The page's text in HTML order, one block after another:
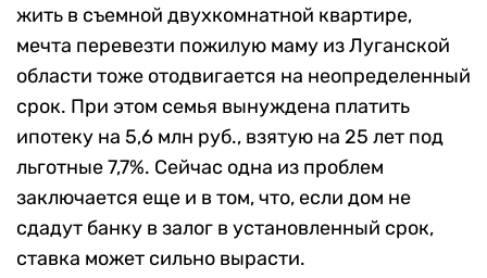
жить в съемной двухкомнатной квартире,
мечта перевезти пожилую маму из Луганской
области тоже отодвигается на неопределенный
срок. При этом семья вынуждена платить
ипотеку на 5,6 млн руб., взятую на 25 лет под
льготные 7,7%. Сейчас одна из проблем
заключается еще и в том, что, если дом не
сдадут банку в залог в установленный срок,
ставка может сильно вырасти.